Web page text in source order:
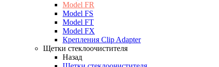
Model FR
Model FS
Model FT
Model FX
Крепления Clip Adapter
Щетки стеклоочистителя
Назад